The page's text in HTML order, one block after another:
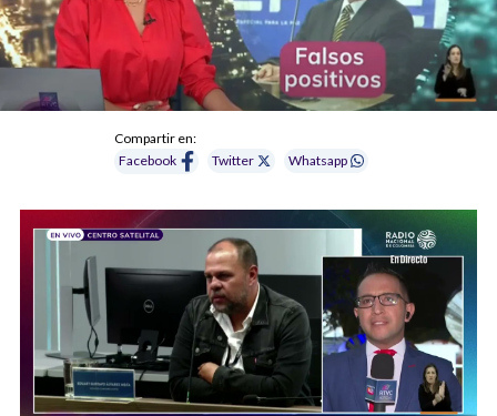
Compartir en:
Facebook
Twitter Whatsapp